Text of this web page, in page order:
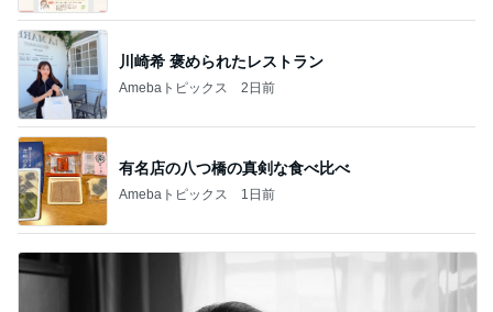
川崎希 褒められたレストラン
Amebaトピックス 2日前
有名店の八つ橋の真剣な食べ比べ
Amebaトピックス 1日前